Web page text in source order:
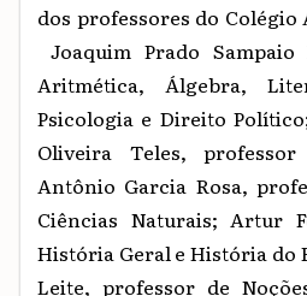
dos professores do Colégio
Joaquim Prado
Aritmética, Álgebra,
Psicologia e Direito
Oliveira Teles,
Antônio Garcia Rosa,
Ciências Naturais; Artur
História Geral e História do
Leite, professor de